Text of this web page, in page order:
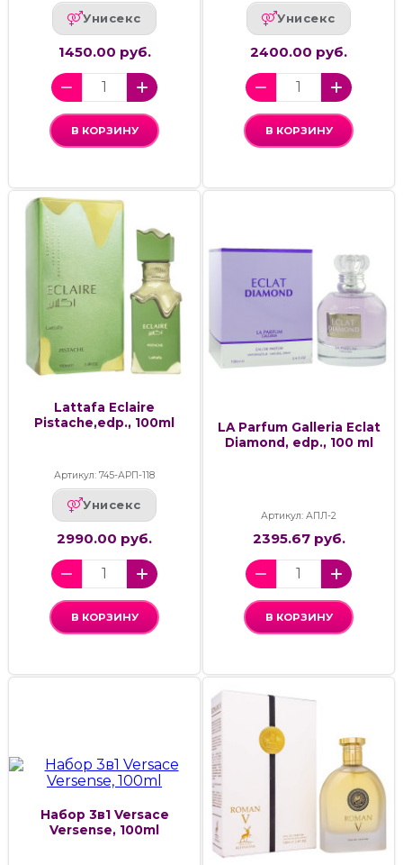
Унисекс
1450.00 руб.
В КОРЗИНУ
Унисекс
2400.00 руб.
В КОРЗИНУ
Lattafa Eclaire
Pistache,edp., 100ml
Артикул: 745-АРП-118
Унисекс
2990.00 руб.
В КОРЗИНУ
LA Parfum Galleria Eclat
Diamond, edp., 100 ml
Артикул: АПЛ-2
2395.67 руб.
В КОРЗИНУ
Набор 3в1 Versace
Versense, 100ml